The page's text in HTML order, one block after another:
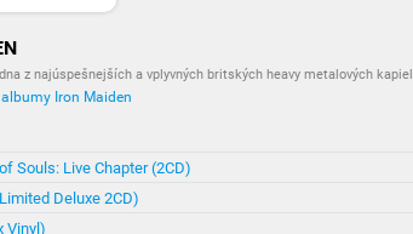
z najúspešnejších a vplyvných britských heavy metalových kapiel
Iron Maiden
Souls: Live Chapter (2CD)
Deluxe 2CD)
Vinyl)